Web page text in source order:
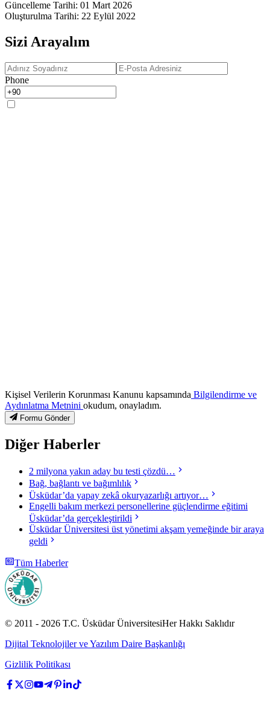
Güncelleme Tarihi: 01 Mart 2026
Oluşturulma Tarihi: 22 Eylül 2022
Sizi Arayalım
Phone
Kişisel Verilerin Korunması Kanunu kapsamında Bilgilendirme ve
Aydınlatma Metnini okudum, onayladım.
Formu Gönder
Diğer Haberler
2 milyona yakın aday bu testi çözdü…
Bağ, bağlantı ve bağımlılık
Üsküdar’da yapay zekâ okuryazarlığı artıyor…
Engelli bakım merkezi personellerine güçlendirme eğitimi
Üsküdar’da gerçekleştirildi
Üsküdar Üniversitesi üst yönetimi akşam yemeğinde bir araya
geldi
Tüm Haberler
© 2011 - 2026 T.C. Üsküdar ÜniversitesiHer Hakkı Saklıdır
Dijital Teknolojiler ve Yazılım Daire Başkanlığı
Gizlilik Politikası